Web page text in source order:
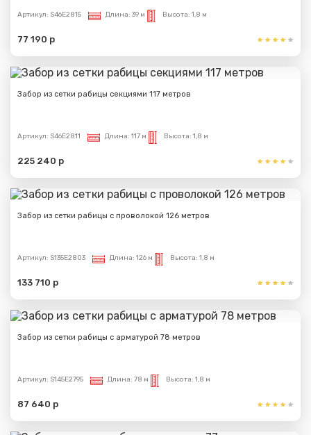
Артикул: S46E2815 Длина: 39 м Высота: 1,8 м
77 190 р
Забор из сетки рабицы секциями 117 метров
Артикул: S46E2811 Длина: 117 м Высота: 1,8 м
225 240 р
Забор из сетки рабицы с проволокой 126 метров
Артикул: S135E2803 Длина: 126 м Высота: 1,8 м
133 710 р
Забор из сетки рабицы с арматурой 78 метров
Артикул: S145E2795 Длина: 78 м Высота: 1,8 м
87 640 р